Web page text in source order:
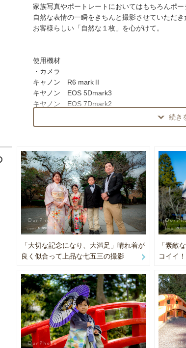
お客様の大切な場面に立ち会わせて頂けること
いたします。
・三嶋大社
・富士山本宮浅間大社（富士宮市）
・三日市浅間神社（富士市）
・米之宮浅間神社（富士市）
・割狐塚稲荷神社（長泉町）
・対面石八幡神社（清水町）
・箱根神社
・小田原城（小田原市）
☆撮影枚数
30枚を厳選して納品します（すべてレタッチし
☆撮影許可
公園や神社仏閣などは撮影許可を取る必要があ
す。
◆空き時間枠に関わらず、急なご依頼も対応で
さい。
家族写真やポートレートにおいてはもちろんポ
自然な表情の一瞬をきちんと撮影させていただき
お客様らしい「自然な１枚」を心がけて。
使用機材
・カメラ
キャノン R6 markⅡ
キヤノン EOS 5Dmark3
キヤノン EOS 7Dmark2
・レンズ
キャノン EF70-200mm F2.8L IS USM
キャノン EF100mm F2.8L IS USM
キャノン EF8-15mm F4L FISHEYE USM
受賞実績
・よさこいソーラン祭りフォトコンテスト グ
・青森ねぶた祭りフォトコンテスト 入賞2019
・マリンフォトチャレンジフォトコンテスト
ほか多数
続き
「大切な記念になり、大満足」晴れ着が
良く似合って上品な七五三の撮影
「素敵
コイイ